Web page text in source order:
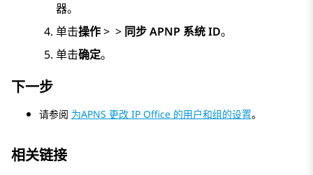
器。
单击操作> > 同步 APNP 系统 ID。
单击确定。
下一步
请参阅 为APNS 更改 IP Office 的用户和组的设置。
相关链接